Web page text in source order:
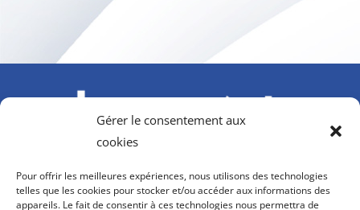
Gérer le consentement aux
cookies
Pour offrir les meilleures expériences, nous utilisons des technologies
telles que les cookies pour stocker et/ou accéder aux informations des
appareils. Le fait de consentir à ces technologies nous permettra de
Howmet Aerospace Foundation et OPCO 2i